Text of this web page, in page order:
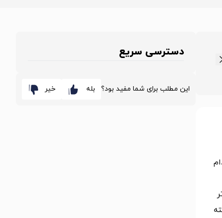
دسترسی سریع
این مطلب برای شما مفید بود؟ بله خیر